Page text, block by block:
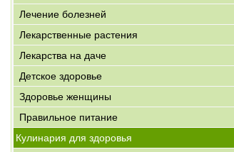
Лечение болезней
Лекарственные растения
Лекарства на даче
Детское здоровье
Здоровье женщины
Правильное питание
Кулинария для здоровья